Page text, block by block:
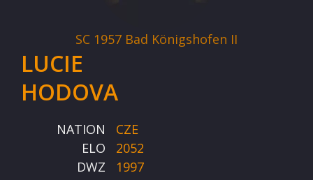
SC 1957 Bad Königshofen II
LUCIE
HODOVA
NATION
CZE
ELO
2052
DWZ
1997